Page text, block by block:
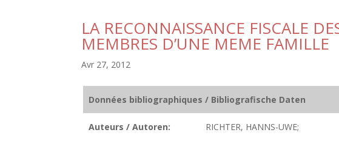
LA RECONNAISSANCE FISCALE
MEMBRES D’UNE MEME FAMILLE
Avr 27, 2012
Données bibliographiques / Bibliografische Daten
Auteurs / Autoren: RICHTER, HANNS-UWE;